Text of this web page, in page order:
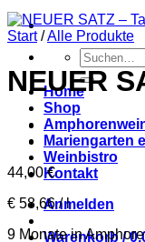
Suchen
nach:
Home
Shop
Mariengarten
Weinbistro
Kontakt
Anmelden
Warenkorb /
Start /Alle Produkte
NEUER
44,00€
€ 58,66 / l
9 Monate in